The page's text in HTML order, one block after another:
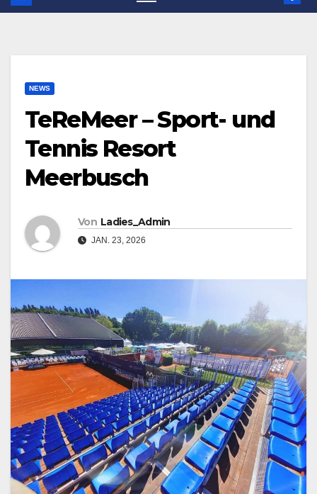
NEWS
TeReMeer – Sport- und
Tennis Resort
Meerbusch
Von Ladies_Admin
JAN. 23, 2026